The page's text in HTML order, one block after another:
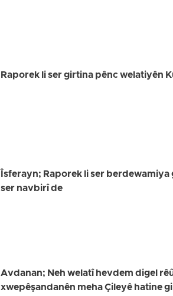
Raporek li ser girtina pênc welatiyên
Îsferayn; Raporek li ser
ser navbirî de
Avdanan; Neh welatî hevdem digel
xwepêşandanên meha Çileyê hatine